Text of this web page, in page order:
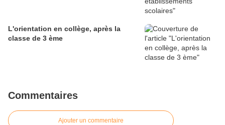
L'orientation en collège, après la
classe de 3 ème
Commentaires
Ajouter un commentaire